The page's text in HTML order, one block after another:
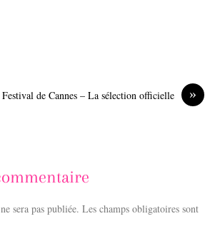
»
Festival de Cannes – La sélection officielle
sera pas publiée. Les champs obligatoires sont